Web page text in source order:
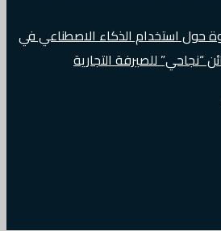
حول استخدام الذكاء الاصطناعي في
“نجاحي” للصيرفة التجارية